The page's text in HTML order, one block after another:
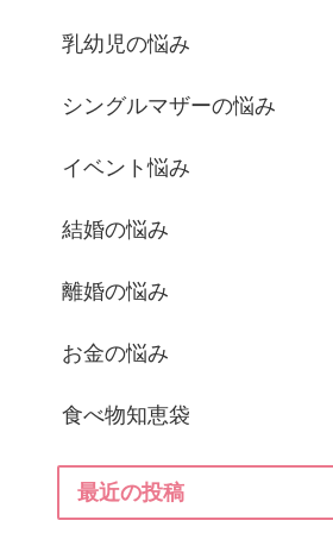
乳幼児の悩み
シングルマザーの悩み
イベント悩み
結婚の悩み
離婚の悩み
お金の悩み
食べ物知恵袋
最近の投稿